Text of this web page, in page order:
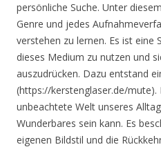
persönliche Suche. Unter
Genre und jedes
verstehen zu lernen. Es ist eine
dieses Medium zu nutzen und
auszudrücken. Dazu entstand
(https://kerstenglaser.de/mute).
unbeachtete Welt unseres
Wunderbares sein kann. Es
eigenen Bildstil und die